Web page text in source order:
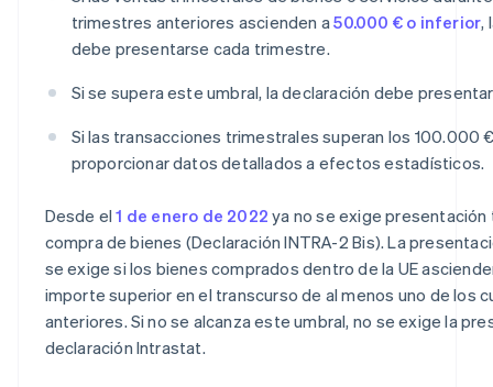
trimestres anteriores ascienden a50.000 € o inferior,
debe presentarse cada trimestre.
Si se supera este umbral, la declaración debe
Si las transacciones trimestrales superan los 100.000
proporcionar datos detallados a efectos estadísticos.
Desde el1 de enero de 2022 ya no se exige presentación
compra de bienes (Declaración INTRA-2 Bis). La
se exige si los bienes comprados dentro de la UE
importe superior en el transcurso de al menos uno de los
anteriores. Si no se alcanza este umbral, no se exige la
declaración Intrastat.